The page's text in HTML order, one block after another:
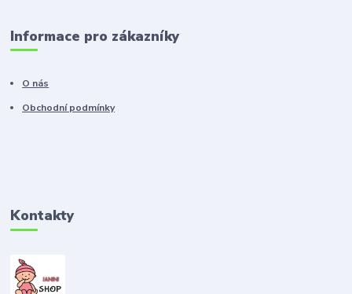
Informace pro zákazníky
O nás
Obchodní podmínky
Kontakty